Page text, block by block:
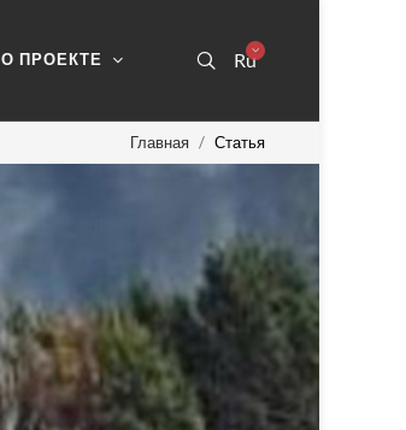
Ru
О ПРОЕКТЕ
Главная Статья